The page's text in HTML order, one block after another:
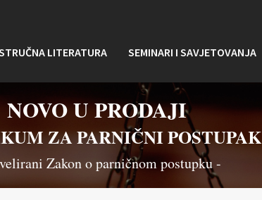
LITERATURA SEMINARI I SAVJETOVANJA
NOVO U PRODAJI
ZA PARNIČNI POSTUPAK
Zakon o parničnom postupku -